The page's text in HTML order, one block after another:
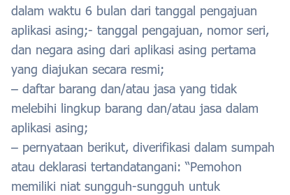
dalam waktu 6 bulan dari tanggal pengajuan
aplikasi asing;- tanggal pengajuan, nomor seri,
dan negara asing dari aplikasi asing pertama
yang diajukan secara resmi;
– daftar barang dan/atau jasa yang tidak
melebihi lingkup barang dan/atau jasa dalam
aplikasi asing;
– pernyataan berikut, diverifikasi dalam sumpah
atau deklarasi tertandatangani: “Pemohon
memiliki niat sungguh-sungguh untuk